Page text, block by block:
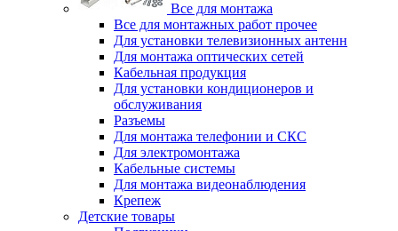
Все для монтажа
Все для монтажных работ прочее
Для установки телевизионных антенн
Для монтажа оптических сетей
Кабельная продукция
Для установки кондиционеров и
обслуживания
Разъемы
Для монтажа телефонии и СКС
Для электромонтажа
Кабельные системы
Для монтажа видеонаблюдения
Крепеж
Детские товары